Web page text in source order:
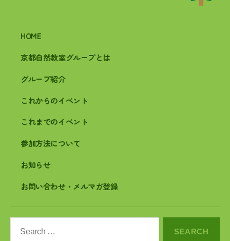
HOME
京都自然教室グループとは
グループ紹介
これからのイベント
これまでのイベント
参加方法について
お知らせ
お問い合わせ・メルマガ登録